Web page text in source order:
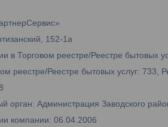
152-1а
в Торговом реестре/Реестре бытовых
реестре/Реестре бытовых услуг: 733,
орган: Администрация Заводского
компании: 06.04.2006